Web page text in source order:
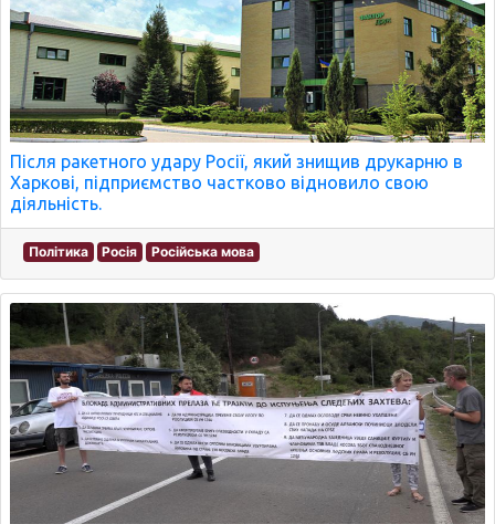
Після ракетного удару Росії, який знищив друкарню в
Харкові, підприємство частково відновило свою
діяльність.
Політика Росія Російська мова